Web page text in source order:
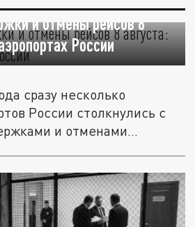
и отмены рейсов 8
России
сразу несколько
России столкнулись с
и отменами...